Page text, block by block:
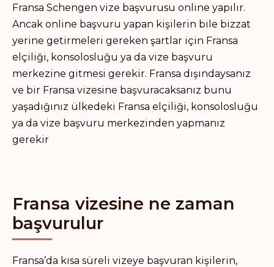
Fransa Schengen vize başvurusu online yapılır.
Ancak online başvuru yapan kişilerin bile bizzat
yerine getirmeleri gereken şartlar için Fransa
elçiliği, konsolosluğu ya da vize başvuru
merkezine gitmesi gerekir. Fransa dışındaysanız
ve bir Fransa vizesine başvuracaksanız bunu
yaşadığınız ülkedeki Fransa elçiliği, konsolosluğu
ya da vize başvuru merkezinden yapmanız
gerekir
Fransa vizesine ne zaman
başvurulur
Fransa’da kısa süreli vizeye başvuran kişilerin,